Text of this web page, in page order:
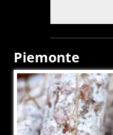
Piemonte